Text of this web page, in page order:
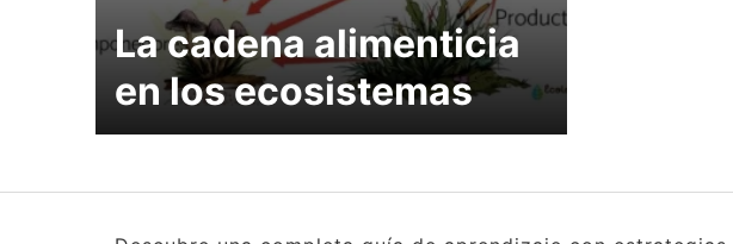
La cadena alimenticia
en los ecosistemas